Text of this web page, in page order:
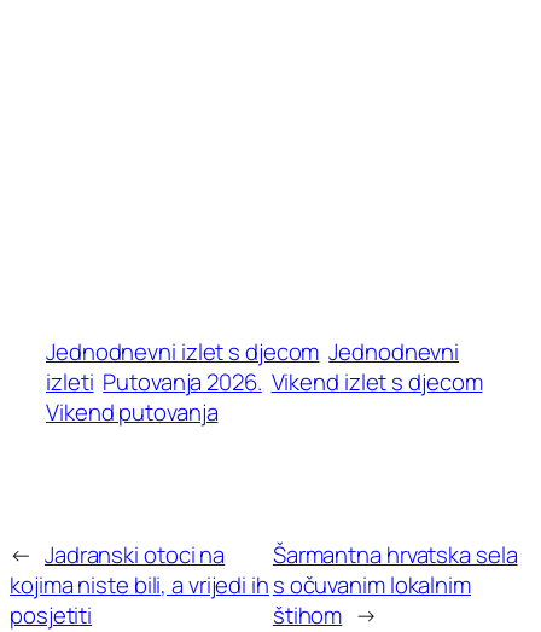
Jednodnevni izlet s djecom Jednodnevni
izleti Putovanja 2026. Vikend izlet s djecom
Vikend putovanja
← Jadranski otoci na
kojima niste bili, a vrijedi ih
posjetiti
Šarmantna hrvatska sela
s očuvanim lokalnim
štihom →